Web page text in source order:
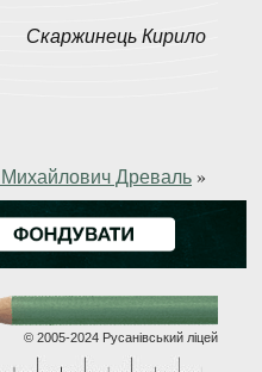
Скаржинець Кирило
Михайлович Древаль »
© 2005-2024 Русанівський ліцей